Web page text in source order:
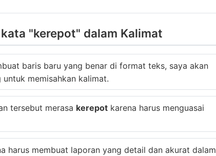
"kerepot" dalam Kalimat
baris baru yang benar di format teks, saya akan
memisahkan kalimat.
tersebut merasa kerepot karena harus menguasai
harus membuat laporan yang detail dan akurat dalam